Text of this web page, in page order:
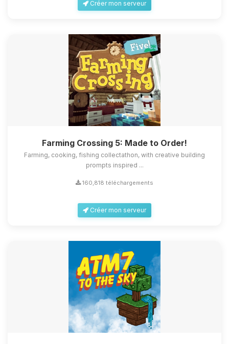
Créer mon serveur
Farming Crossing 5: Made to Order!
Farming, cooking, fishing collectathon, with creative building
prompts inspired ...
160,818 téléchargements
Créer mon serveur